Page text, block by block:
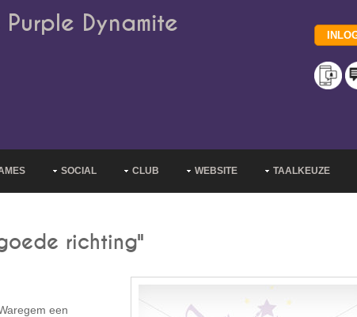
Dynamite
SOCIAL CLUB WEBSITE TAALKEUZE
richting"
een